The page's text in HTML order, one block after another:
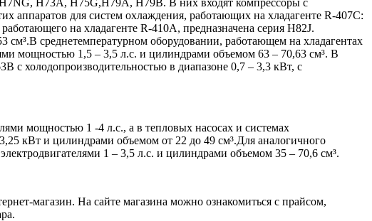
аппаратов для систем охлаждения, работающих на хладагенте R-407C:
на хладагенте R-410A, предназначена серия H82J.
среднетемпературном оборудовании, работающем на хладагентах
мощностью 1,5 – 3,5 л.с. и цилиндрами объемом 63 – 70,63 см³. В
с холодопроизводительностью в диапазоне 0,7 – 3,3 кВт, с
мощностью 1 -4 л.с., а в тепловых насосах и системах
кВт и цилиндрами объемом от 22 до 49 см³.Для аналогичного
1 – 3,5 л.с. и цилиндрами объемом 35 – 70,6 см³.
магазин. На сайте магазина можно ознакомиться с прайсом,